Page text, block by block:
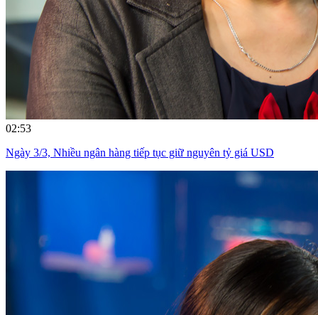
02:53
Ngày 3/3, Nhiều ngân hàng tiếp tục giữ nguyên tỷ giá USD